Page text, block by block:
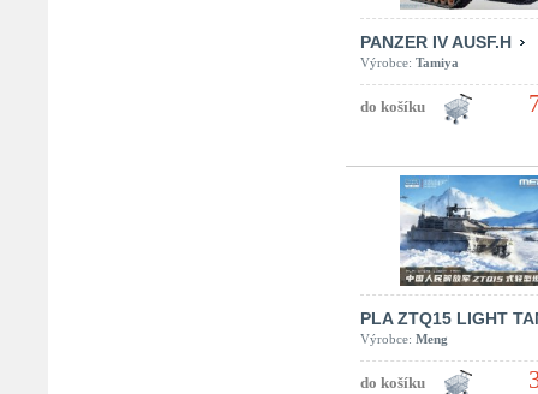
PANZER IV AUSF.H
Výrobce: Tamiya
PLA ZTQ15 LIGHT
Výrobce: Meng